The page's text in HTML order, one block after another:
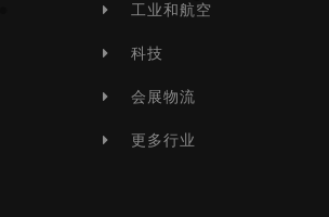
工业和航空
科技
会展物流
更多行业